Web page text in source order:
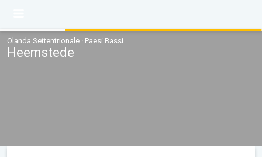
Olanda Settentrionale · Paesi Bassi
Heemstede